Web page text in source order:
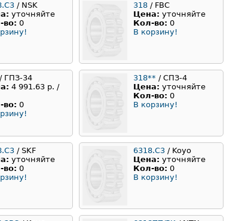
/ NSK
уточняйте
во: 0
318 / FBC
Цена: уточняйте
Кол-во: 0
В корзину!
/ ГПЗ-34
4 991.63 р. /
во: 0
318** / СПЗ-4
Цена: уточняйте
Кол-во: 0
В корзину!
/ SKF
уточняйте
во: 0
6318.С3 / Koyo
Цена: уточняйте
Кол-во: 0
В корзину!